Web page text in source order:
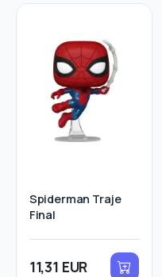
Spiderman Traje
Final
11,31 EUR